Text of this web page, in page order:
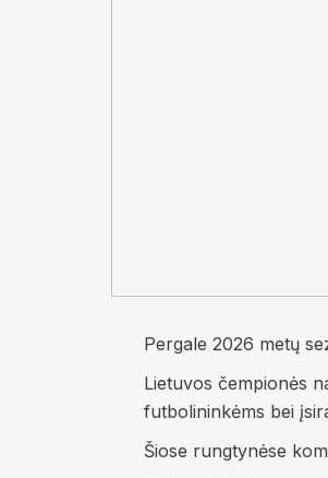
Pergale 2026 metų
Lietuvos čempionės
futbolininkėms bei
Šiose rungtynėse